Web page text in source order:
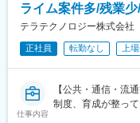
ライム案件多/残業少
テラテクノロジー株式会社
正社員 転勤なし 上
仕事内容
【公共・通信・流
制度、育成が整っ